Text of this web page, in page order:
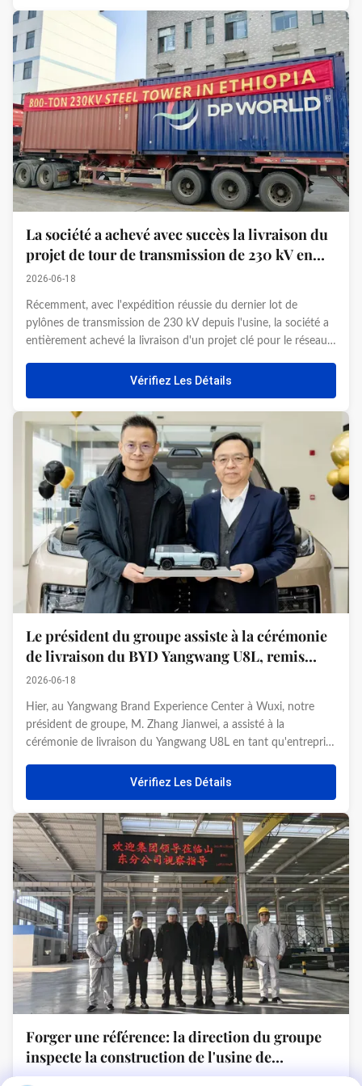
La société a achevé avec succès la livraison du
projet de tour de transmission de 230 kV en
Éthiopie
2026-06-18
Récemment, avec l'expédition réussie du dernier lot de
pylônes de transmission de 230 kV depuis l'usine, la société a
entièrement achevé la livraison d'un projet clé pour le réseau
réalisation importante du Groupe dans le domaine du d...
Vérifiez Les Détails
Le président du groupe assiste à la cérémonie
de livraison du BYD Yangwang U8L, remis
personnellement par le fondateur de BYD,
2026-06-18
Hier, au Yangwang Brand Experience Center à Wuxi, notre
président de groupe, M. Zhang Jianwei, a assisté à la
cérémonie de livraison du Yangwang U8L en tant qu'entreprise
symbole de la plus haute réussite de l'industrie automobile
chinoise, a ét...
Vérifiez Les Détails
Forger une référence: la direction du groupe
inspecte la construction de l'usine de
fabrication intelligente à Shandong Tra